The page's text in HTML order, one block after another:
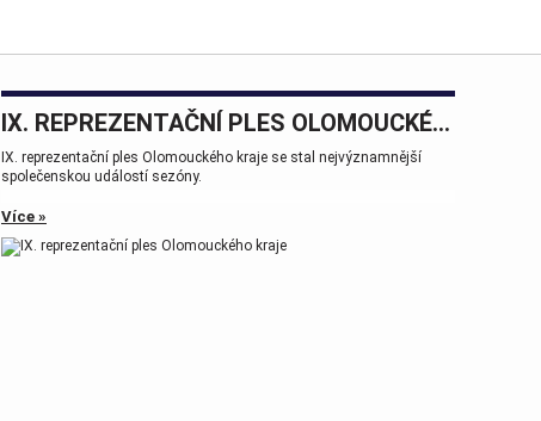
IX. REPREZENTAČNÍ PLES OLOMOUCKÉHO KRAJE
IX. reprezentační ples Olomouckého kraje se stal nejvýznamnější
společenskou událostí sezóny.
Více »